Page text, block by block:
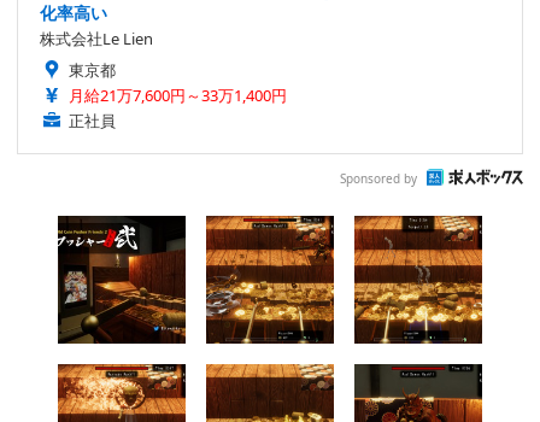
化率高い
株式会社Le Lien
東京都
月給21万7,600円～33万1,400円
正社員
Sponsored by